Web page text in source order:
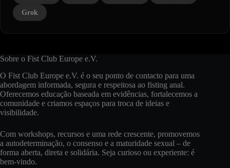
Grok
Sobre o Fist Club Europe e.V.
O Fist Club Europe e.V. é o seu ponto de contacto para uma
abordagem informada, segura e respeitosa ao fisting anal.
Oferecemos educação baseada em evidências, fortalecemos a
comunidade e criamos espaços para troca de ideias e
visibilidade.
Com workshops, recursos e uma rede crescente, promovemos
a autodeterminação, o consenso e a maturidade sexual – de
forma aberta, direta e solidária. Seja curioso ou experiente: é
bem-vindo.